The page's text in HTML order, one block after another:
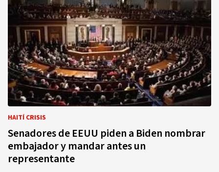
HAITÍ CRISIS
Senadores de EEUU piden a Biden nombrar
embajador y mandar antes un
representante